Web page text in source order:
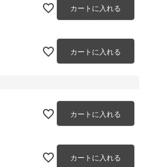
カートに入れる
カートに入れる
カートに入れる
カートに入れる